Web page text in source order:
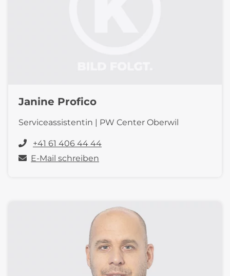
Janine Profico
Serviceassistentin | PW Center Oberwil
+41 61 406 44 44
E-Mail schreiben